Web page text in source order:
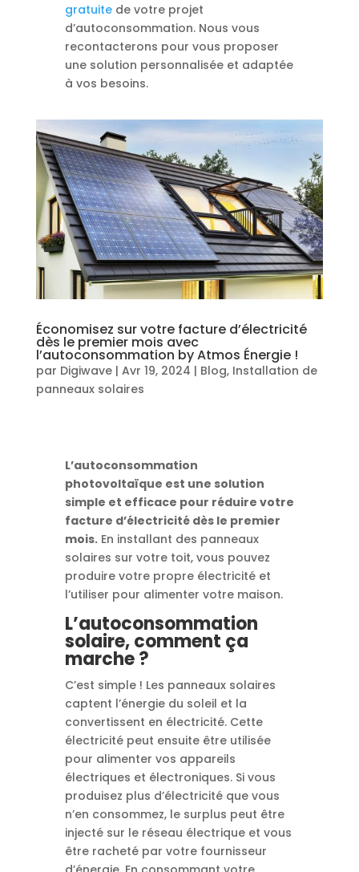
gratuitede votre projet
d’autoconsommation. Nous vous
recontacterons pour vous proposer
une solution personnalisée et adaptée
à vos besoins.
Économisez sur votre facture d’électricité
dès le premier mois avec
l’autoconsommation by Atmos Énergie !
par Digiwave| Avr 19, 2024 | Blog, Installation de
panneaux solaires
L’autoconsommation
photovoltaïque est une solution
simple et efficace pour réduire votre
facture d’électricité dès le premier
mois.En installant des panneaux
solaires sur votre toit, vous pouvez
produire votre propre électricité et
l’utiliser pour alimenter votre maison.
L’autoconsommation
solaire, comment ça
marche ?
C’est simple ! Les panneaux solaires
captent l’énergie du soleil et la
convertissent en électricité. Cette
électricité peut ensuite être utilisée
pour alimenter vos appareils
électriques et électroniques. Si vous
produisez plus d’électricité que vous
n’en consommez, le surplus peut être
injecté sur le réseau électrique et vous
être racheté par votre fournisseur